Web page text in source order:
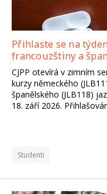
Přihlaste se na
francouzštiny a
CJPP otevírá v zimním
kurzy německého
španělského (JLB118)
18. září 2026.
Studenti